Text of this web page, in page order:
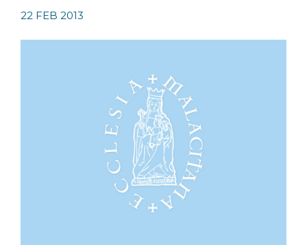
22 FEB 2013